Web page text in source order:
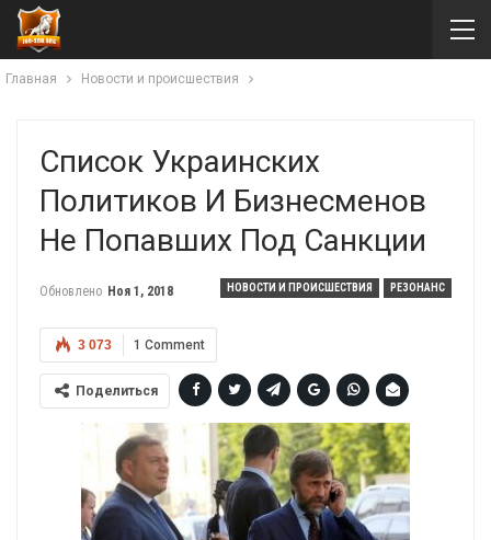
Главная Новости и происшествия
Список Украинских
Политиков И Бизнесменов
Не Попавших Под Санкции
НОВОСТИ И ПРОИСШЕСТВИЯ РЕЗОНАНС
Обновлено Ноя 1, 2018
1 Comment
3 073
Поделиться